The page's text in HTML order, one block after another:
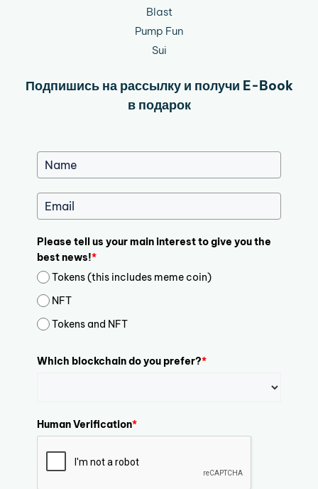
Blast
Pump Fun
Sui
Подпишись на рассылку и получи E-Book
в подарок
Please tell us your main interest to give you the
best news!*
Tokens (this includes meme coin)
NFT
Tokens and NFT
Which blockchain do you prefer?*
Human Verification*